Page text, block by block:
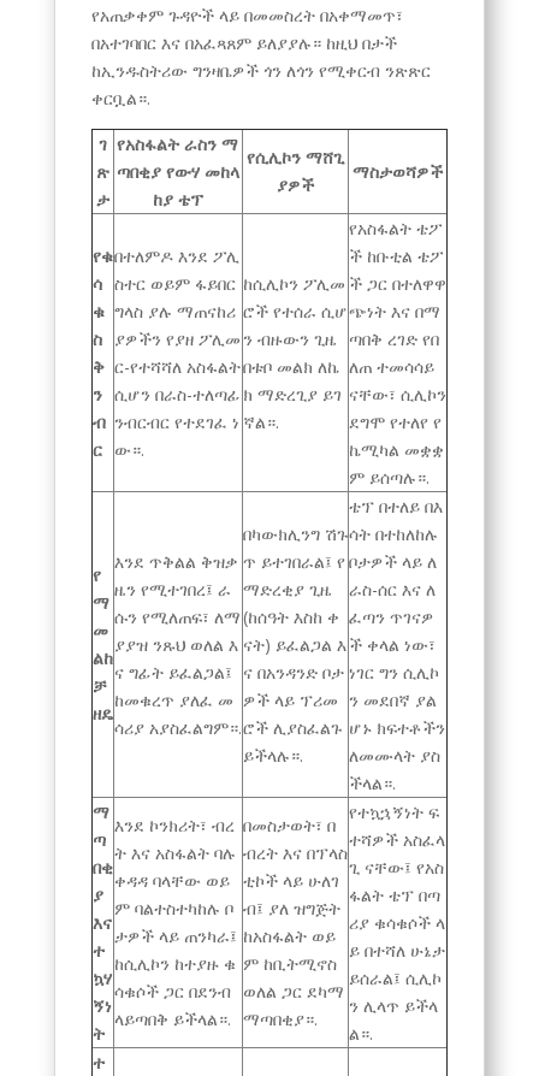
የአጠቃቀም ጉዳዮች ላይ በመመስረት በአቀማመጥ፣
በአተገባበር እና በአፈጻጸም ይለያያሉ። ከዚህ በታች
ከኢንዱስትሪው ግንዛቤዎች ጎን ለጎን የሚቀርብ ንጽጽር
ቀርቧል።.
ገ
ጽ
ታ
የአስፋልት ራስን ማ
ጣበቂያ የውሃ መከላ
ከያ ቴፕ
የሲሊኮን ማሸጊ
ያዎች
ማስታወሻዎች
የቁ
ሳ
ቁ
ስ
ቅ
ን
ብ
ር
በተለምዶ እንደ ፖሊ
ስተር ወይም ፋይበር
ግላስ ያሉ ማጠናከሪ
ያዎችን የያዘ ፖሊመ
ር-የተሻሻለ አስፋልት
ሲሆን በራስ-ተለጣፊ
ንብርብር የተደገፈ ነ
ው።.
ከሲሊኮን ፖሊመ
ሮች የተሰራ ሲሆ
ን ብዙውን ጊዜ
በቱቦ መልክ ለኬ
ክ ማድረጊያ ይገ
ኛል።.
የአስፋልት ቴፖ
ች ከቡቲል ቴፖ
ች ጋር በተለዋዋ
ጭነት እና በማ
ጣበቅ ረገድ የበ
ለጠ ተመሳሳይ
ናቸው፣ ሲሊኮን
ደግሞ የተለየ የ
ኬሚካል መቋቋ
ም ይሰጣሉ።.
የ
ማ
መ
ልከ
ቻ
ዘዴ
እንደ ጥቅልል ​​ቅዝቃ
ዜን የሚተገበረ፤ ራ
ሱን የሚለጠፍ፣ ለማ
ያያዝ ንጹህ ወለል እ
ና ግፊት ይፈልጋል፤
ከመቁረጥ ያለፈ መ
ሳሪያ አያስፈልግም።.
በካውክሊንግ ሽጉ
ጥ ይተገበራል፤ የ
ማድረቂያ ጊዜ
(ከሰዓት እስከ ቀ
ናት) ይፈልጋል እ
ና በአንዳንድ ቦታ
ዎች ላይ ፕሪመ
ሮች ሊያስፈልጉ
ይችላሉ።.
ቴፕ በተለይ በእ
ሳት በተከለከሉ
ቦታዎች ላይ ለ
ራስ-ሰር እና ለ
ፈጣን ጥገናዎ
ች ቀላል ነው፣
ነገር ግን ሲሊኮ
ን መደበኛ ያል
ሆኑ ክፍተቶችን
ለመሙላት ያስ
ችላል።.
ማ
ጣ
በቂ
ያ
እና
ተ
ኳሃ
ኝነ
ት
እንደ ኮንክሪት፣ ብረ
ት እና አስፋልት ባሉ
ቀዳዳ ባላቸው ወይ
ም ባልተስተካከሉ ቦ
ታዎች ላይ ጠንካራ፤
ከሲሊኮን ከተያዙ ቁ
ሳቁሶች ጋር በደንብ
ላይጣበቅ ይችላል።.
በመስታወት፣ በ
ብረት እና በፕላስ
ቲኮች ላይ ሁለገ
ብ፤ ያለ ዝግጅት
ከአስፋልት ወይ
ም ከቢትሚኖስ
ወለል ጋር ደካማ
ማጣበቂያ።.
የተኳኋኝነት ፍ
ተሻዎች አስፈላ
ጊ ናቸው፤ የአስ
ፋልት ቴፕ በጣ
ሪያ ቁሳቁሶች ላ
ይ በተሻለ ሁኔታ
ይሰራል፤ ሲሊኮ
ን ሊላጥ ይችላ
ል።.
ተ